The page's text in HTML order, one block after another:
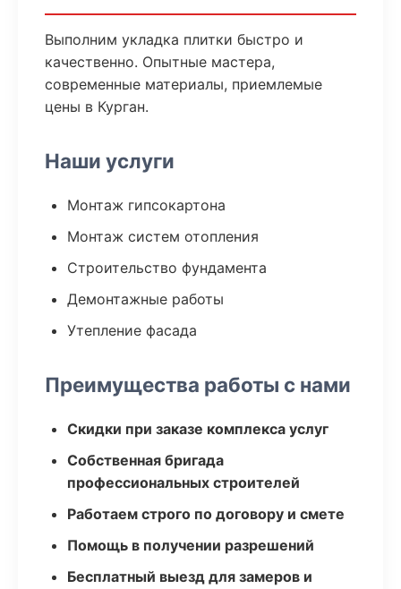
Выполним укладка плитки быстро и
качественно. Опытные мастера,
современные материалы, приемлемые
цены в Курган.
Наши услуги
Монтаж гипсокартона
Монтаж систем отопления
Строительство фундамента
Демонтажные работы
Утепление фасада
Преимущества работы с нами
Скидки при заказе комплекса услуг
Собственная бригада
профессиональных строителей
Работаем строго по договору и смете
Помощь в получении разрешений
Бесплатный выезд для замеров и